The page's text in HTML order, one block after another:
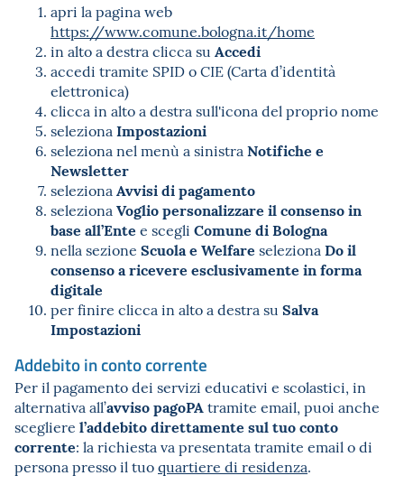
apri la pagina web
https://www.comune.bologna.it/home
in alto a destra clicca su Accedi
accedi tramite SPID o CIE (Carta d’identità
elettronica)
clicca in alto a destra sull'icona del proprio nome
selezionaImpostazioni
seleziona nel menù a sinistraNotifiche e
Newsletter
selezionaAvvisi di pagamento
selezionaVoglio personalizzare il consenso in
base all’Ente e scegli Comune di Bologna
nella sezione Scuola e Welfare selezionaDo il
consenso a ricevere esclusivamente in forma
digitale
per finire clicca in alto a destra su Salva
Impostazioni
Addebito in conto corrente
Per il pagamento dei servizi educativi e scolastici, in
alternativa all’avviso pagoPAtramite email, puoi anche
scegliere l’addebito direttamente sul tuo conto
corrente: la richiesta va presentata tramite email o di
persona presso il tuoquartiere di residenza.